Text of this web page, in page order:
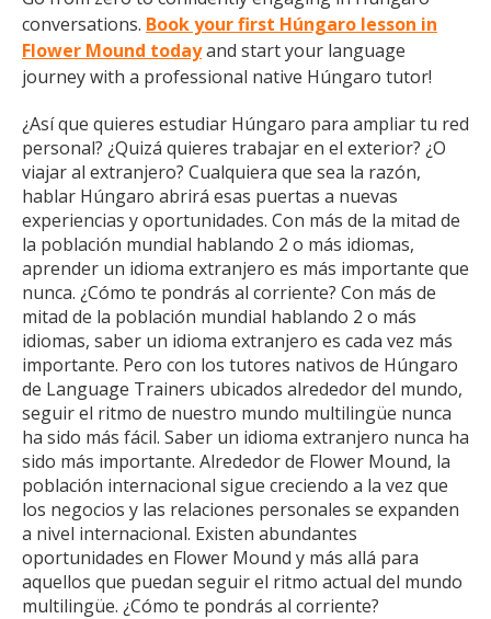
conversations. Book your first Húngaro lesson in
Flower Mound todayand start your language
journey with a professional native Húngaro tutor!
¿Así que quieres estudiar Húngaro para ampliar tu red
personal? ¿Quizá quieres trabajar en el exterior? ¿O
viajar al extranjero? Cualquiera que sea la razón,
hablar Húngaro abrirá esas puertas a nuevas
experiencias y oportunidades. Con más de la mitad de
la población mundial hablando 2 o más idiomas,
aprender un idioma extranjero es más importante que
nunca. ¿Cómo te pondrás al corriente? Con más de
mitad de la población mundial hablando 2 o más
idiomas, saber un idioma extranjero es cada vez más
importante. Pero con los tutores nativos de Húngaro
de Language Trainers ubicados alrededor del mundo,
seguir el ritmo de nuestro mundo multilingüe nunca
ha sido más fácil. Saber un idioma extranjero nunca ha
sido más importante. Alrededor de Flower Mound, la
población internacional sigue creciendo a la vez que
los negocios y las relaciones personales se expanden
a nivel internacional. Existen abundantes
oportunidades en Flower Mound y más allá para
aquellos que puedan seguir el ritmo actual del mundo
multilingüe. ¿Cómo te pondrás al corriente?